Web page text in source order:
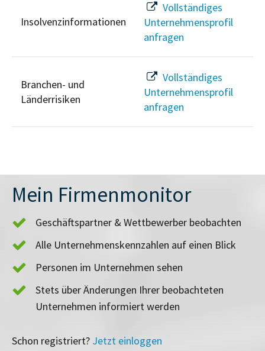
Insolvenzinformationen
Vollständiges
Unternehmensprofil
anfragen
Branchen- und
Länderrisiken
Vollständiges
Unternehmensprofil
anfragen
Mein Firmenmonitor
Geschäftspartner & Wettbewerber beobachten
Alle Unternehmenskennzahlen auf einen Blick
Personen im Unternehmen sehen
Stets über Änderungen Ihrer beobachteten
Unternehmen informiert werden
Schon registriert? Jetzt einloggen